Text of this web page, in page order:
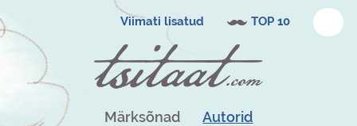
Viimati lisatud TOP 10
Märksõnad Autorid